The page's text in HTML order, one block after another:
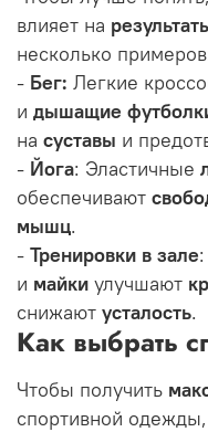
влияет на
несколько
- Бег: Легкие
и дышащие
на суставы и
- Йога: Эластичные
обеспечивают
мышц.
- Тренировки в зале:
и майки улучшают
снижают усталость.
Как выбрать
Чтобы получить
спортивной